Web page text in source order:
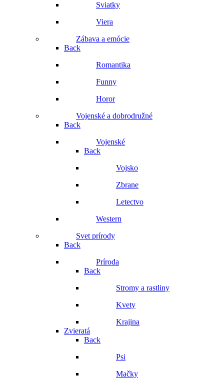
Sviatky
Viera
Zábava a emócie
Back
Romantika
Funny
Horor
Vojenské a dobrodružné
Back
Vojenské
Back
Vojsko
Zbrane
Letectvo
Western
Svet prírody
Back
Príroda
Back
Stromy a rastliny
Kvety
Krajina
Zvieratá
Back
Psi
Mačky